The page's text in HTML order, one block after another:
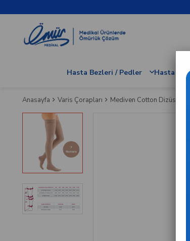
Hasta Bezleri / Pedler Hastane /
Anasayfa Varis Çorapları Mediven Cotton Dizüstü